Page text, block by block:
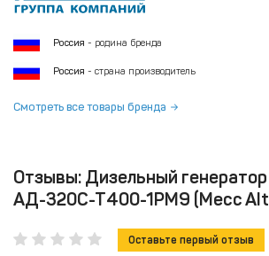
Россия - родина бренда
Россия - страна производитель
Смотреть все товары бренда
Отзывы: Дизельный
АД-320С-Т400-1РМ9 (Mecc
Оставьте первый отзыв